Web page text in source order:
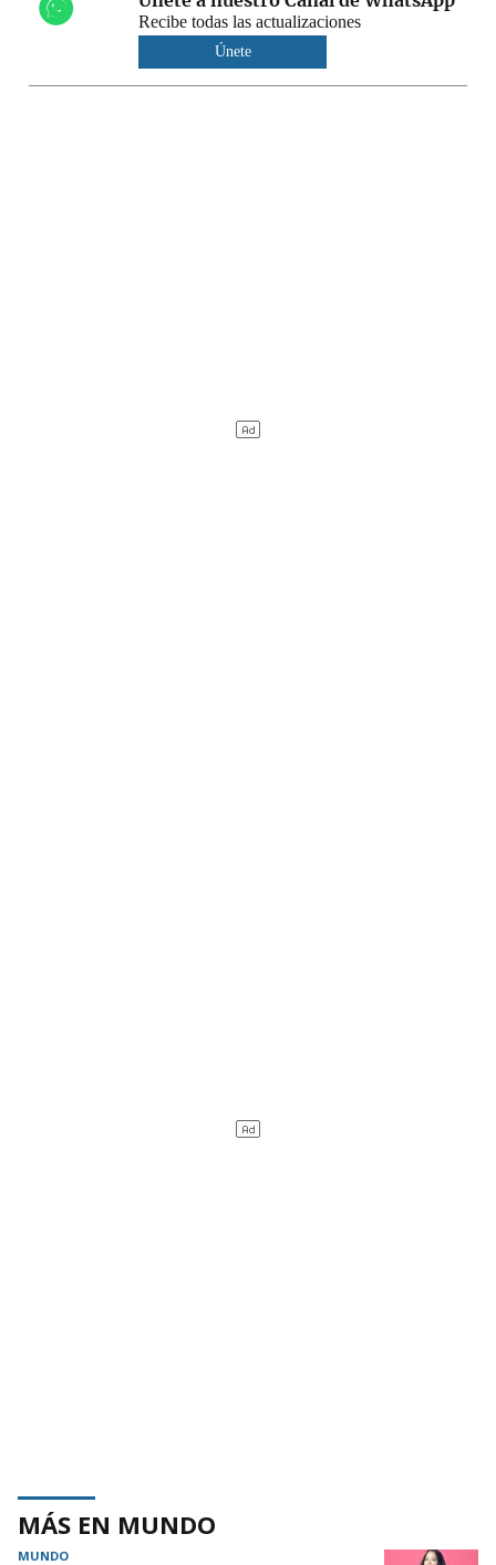
Recibe todas las actualizaciones
Únete
MÁS EN MUNDO
MUNDO